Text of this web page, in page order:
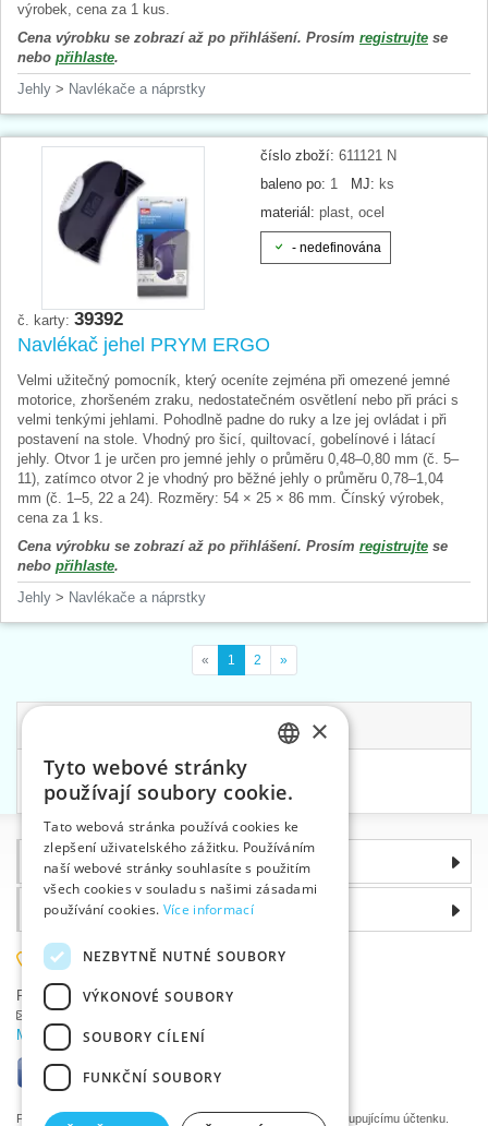
výrobek, cena za 1 kus.
Cena výrobku se zobrazí až po přihlášení. Prosím registrujte se
nebo přihlaste.
Jehly > Navlékače a náprstky
číslo zboží: 611121 N
baleno po: 1 MJ: ks
materiál: plast, ocel
- nedefinována
č. karty: 39392
Navlékač jehel PRYM ERGO
Velmi užitečný pomocník, který oceníte zejména při omezené jemné
motorice, zhoršeném zraku, nedostatečném osvětlení nebo při práci s
velmi tenkými jehlami. Pohodlně padne do ruky a lze jej ovládat i při
postavení na stole. Vhodný pro šicí, quiltovací, gobelínové i látací
jehly. Otvor 1 je určen pro jemné jehly o průměru 0,48–0,80 mm (č. 5–
11), zatímco otvor 2 je vhodný pro běžné jehly o průměru 0,78–1,04
mm (č. 1–5, 22 a 24). Rozměry: 54 × 25 × 86 mm. Čínský výrobek,
cena za 1 ks.
Cena výrobku se zobrazí až po přihlášení. Prosím registrujte se
nebo přihlaste.
Jehly > Navlékače a náprstky
« 1 2 »
Kazety na šití
Informace
Proč si zvolit právě nás
585 051 217
Plzeňská 868, 783 91 Uničov, Česká republika
Položit dotaz
Máte problémy s přihlášením ?
Podle zákona o evidenci tržeb je prodávající povinen vystavit kupujícímu účtenku.
ENGLISH
GERMAN
×
Tyto webové stránky
používají soubory cookie.
Tato webová stránka používá cookies ke
zlepšení uživatelského zážitku. Používáním
naší webové stránky souhlasíte s použitím
všech cookies v souladu s našimi zásadami
používání cookies. Více informací
NEZBYTNĚ NUTNÉ SOUBORY
VÝKONOVÉ SOUBORY
SOUBORY CÍLENÍ
FUNKČNÍ SOUBORY